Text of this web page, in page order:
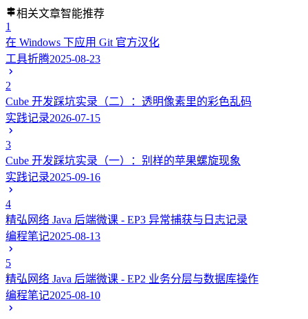
相关文章智能推荐
1
在 Windows 下应用 Git 官方汉化
工具折腾2025-08-23
2
Cube 开发踩坑实录（二）：透明像素里的彩色乱码
实践记录2026-07-15
3
Cube 开发踩坑实录（一）：别样的苹果螺旋现象
实践记录2025-09-16
4
精弘网络 Java 后端微课 - EP3 异常捕获与日志记录
编程笔记2025-08-13
5
精弘网络 Java 后端微课 - EP2 业务分层与数据库操作
编程笔记2025-08-10